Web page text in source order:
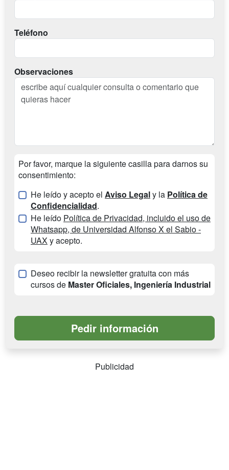
Teléfono
Observaciones
Por favor, marque la siguiente casilla para darnos su
consentimiento:
He leído y acepto el Aviso Legaly la Política de
Confidencialidad.
He leído Política de Privacidad, incluido el uso de
Whatsapp, de Universidad Alfonso X el Sabio -
UAX y acepto.
Deseo recibir la newsletter gratuita con más
cursos de Master Oficiales, Ingeniería Industrial
Publicidad